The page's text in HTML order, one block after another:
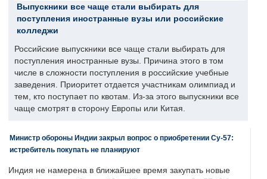
Выпускники все чаще стали выбирать для
поступления иностранные вузы или российские
колледжи
Российские выпускники все чаще стали выбирать для
поступления иностранные вузы. Причина этого в том
числе в сложности поступления в российские учебные
заведения. Приоритет отдается участникам олимпиад и
тем, кто поступает по квотам. Из-за этого выпускники все
чаще смотрят в сторону Европы или Китая.
Министр обороны Индии закрыл вопрос о приобретении Су-57:
истребитель покупать не планируют
Индия не намерена в ближайшее время закупать новые